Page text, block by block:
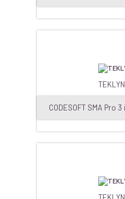
CODESOFT SMA Pro